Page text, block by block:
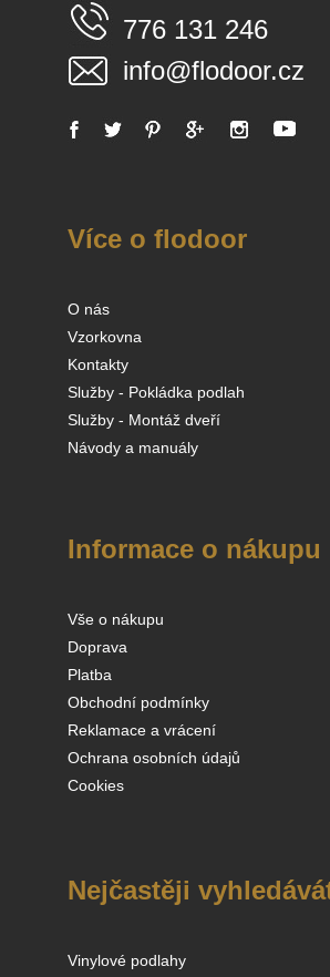
776 131 246
info@flodoor.cz
Více o flodoor
O nás
Vzorkovna
Kontakty
Služby - Pokládka podlah
Služby - Montáž dveří
Návody a manuály
Informace o nákupu
Vše o nákupu
Doprava
Platba
Obchodní podmínky
Reklamace a vrácení
Ochrana osobních údajů
Cookies
Nejčastěji
Vinylové podlahy